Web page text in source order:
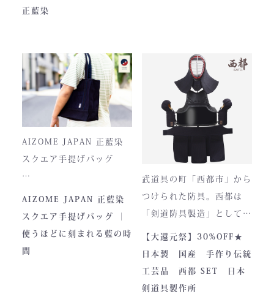
JAPAN PITCHは、全国の
堅牢さ、美しい造形、そし
て驚くほどの機動力。実戦
に必要な「守り」と「動
き」を極限まで高めたこの
一式は、まさに現代剣道具
の完成形と呼ぶにふさわし
い逸品です。余計な装飾を
一切排し、機能美だけを追
求した姿。そこに宿るの
は、全日本武道具が誇
る“実用美”と魂の職人技で
す。
正藍染
正藍染ならではの深みある
色合いは、使い込むほどに
風合いが増し、唯一無二の
存在へと変化。
さらに、熊本の熟練職人に
耐久性を高次元で両立して
います。
AIZOME JAPAN 正藍染
スクエア手提げバッグ
とってもお洒落な和柄の手
提げバッグです。
内側には2つのポケットが
ついております。
AIZOME JAPAN 正藍染
スクエア手提げバッグ ｜
使うほどに刻まれる藍の時
間
武道具の町「西都市」から
つけられた防具。西都は
「剣道防具製造」として町
で卸販売を開始すると瞬く
【大還元祭】30%OFF★
日本製 国産 手作り伝統
工芸品 西都 SET 日本
剣道具製作所